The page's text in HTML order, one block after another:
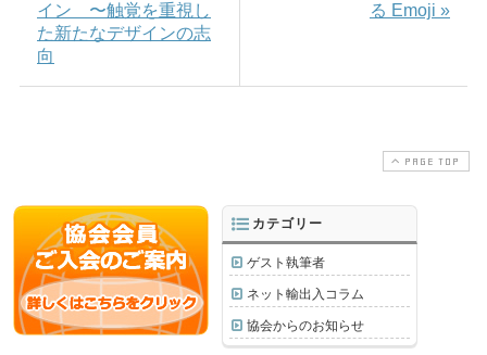
イン 〜触覚を重視し
た新たなデザインの志
向
る Emoji »
PAGE TOP
カテゴリー
ゲスト執筆者
ネット輸出入コラム
協会からのお知らせ